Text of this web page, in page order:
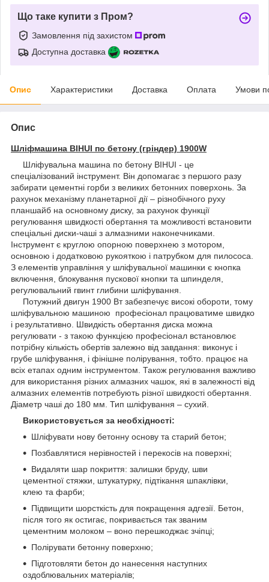
Що таке купити з Пром?
Замовлення під захистом
Доступна доставка
Опис Характеристики Доставка Оплата Умови
Опис
Шліфмашина BIHUI по бетону (гріндер) 1900W
Шліфувальна машина по бетону BIHUI - це
спеціалізований інструмент. Він допомагає з першого разу
забирати цементні горби з великих бетонних поверхонь. За
рахунок механізму планетарної дії – різнобічного руху
планшайб на основному диску, за рахунок функції
регулювання швидкості обертання та можливості встановити
спеціальні диски-чаші з алмазними наконечниками.
Інструмент є круглою опорною поверхнею з мотором,
основною і додатковою рукояткою і патрубком для пилососа.
З елементів управління у шліфувальної машинки є кнопка
включення, блокування пускової кнопки та шпинделя,
регулювальний гвинт глибини шліфування.
Потужний двигун 1900 Вт забезпечує високі обороти, тому
шліфувальною машиною професіонал працюватиме швидко
і результативно. Швидкість обертання диска можна
регулювати - з такою функцією професіонал встановлює
потрібну кількість обертів залежно від завдання: виконує і
грубе шліфування, і фінішне полірування, тобто. працює на
всіх етапах одним інструментом. Також регулювання важливо
для використання різних алмазних чашок, які в залежності від
алмазних елементів потребують різної швидкості обертання.
Діаметр чаші до 180 мм. Тип шліфування – сухий.
Використовується за необхідності:
Шліфувати нову бетонну основу та старий бетон;
Позбавлятися нерівностей і перекосів на поверхні;
Видаляти шар покриття: залишки бруду, шви
цементної стяжки, штукатурку, підтікання шпаклівки,
клею та фарби;
Підвищити шорсткість для покращення адгезії. Бетон,
після того як остигає, покривається так званим
цементним молоком – воно перешкоджає зчіпці;
Полірувати бетонну поверхню;
Підготовляти бетон до нанесення наступних
оздоблювальних матеріалів;